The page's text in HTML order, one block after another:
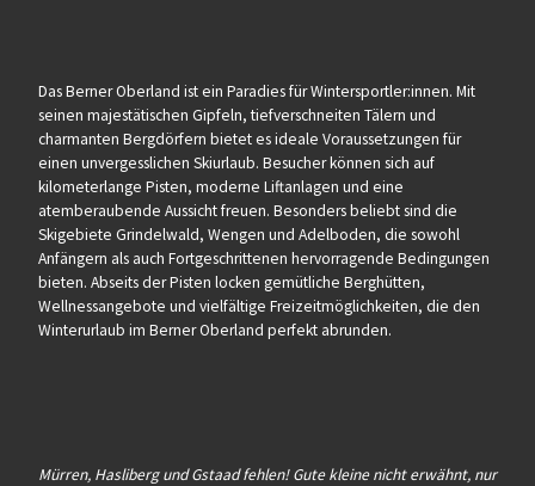
Das Berner Oberland ist ein Paradies für Wintersportler:innen. Mit
seinen majestätischen Gipfeln, tiefverschneiten Tälern und
charmanten Bergdörfern bietet es ideale Voraussetzungen für
einen unvergesslichen Skiurlaub. Besucher können sich auf
kilometerlange Pisten, moderne Liftanlagen und eine
atemberaubende Aussicht freuen. Besonders beliebt sind die
Skigebiete Grindelwald, Wengen und Adelboden, die sowohl
Anfängern als auch Fortgeschrittenen hervorragende Bedingungen
bieten. Abseits der Pisten locken gemütliche Berghütten,
Wellnessangebote und vielfältige Freizeitmöglichkeiten, die den
Winterurlaub im Berner Oberland perfekt abrunden.
Mürren, Hasliberg und Gstaad fehlen! Gute kleine nicht erwähnt, nur